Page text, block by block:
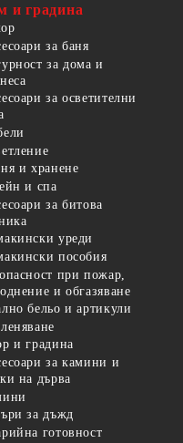
и градина
за баня
за дома и
за осветителни
и хранене
и спа
за битова
уреди
пособия
при пожар,
и обгазяване
бельо и артикули
и градина
за камини и
на дърва
за дъжд
готовност